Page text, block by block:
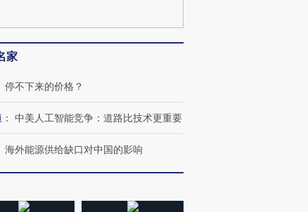
家
停不下来的价格？
： 中美人工智能竞争：道路比技术更重要
海外能源供给缺口对中国的影响